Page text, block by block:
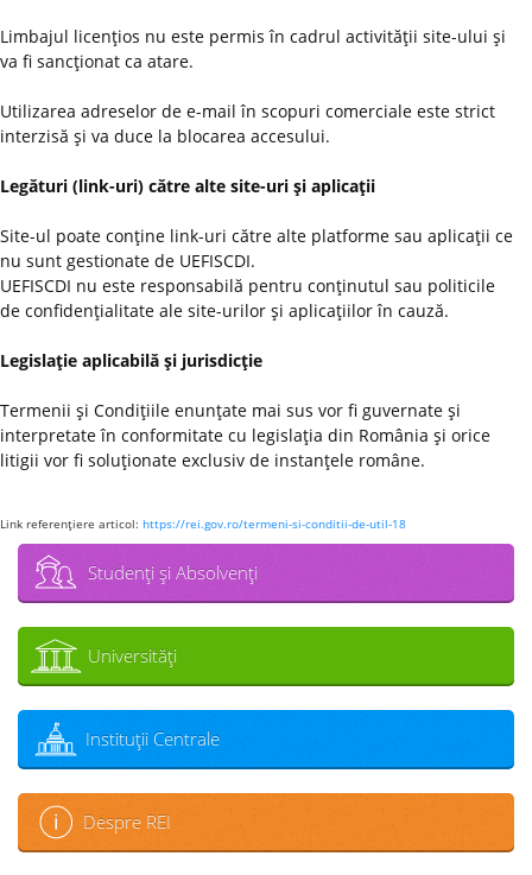
Limbajul licenţios nu este permis în cadrul activităţii site-ului şi
va fi sancţionat ca atare.
Utilizarea adreselor de e-mail în scopuri comerciale este strict
interzisă şi va duce la blocarea accesului.
Legături (link-uri) către alte site-uri şi aplicaţii
Site-ul poate conţine link-uri către alte platforme sau aplicaţii ce
nu sunt gestionate de UEFISCDI.
UEFISCDI nu este responsabilă pentru conţinutul sau politicile
de confidenţialitate ale site-urilor şi aplicaţiilor în cauză.
Legislaţie aplicabilă şi jurisdicţie
Termenii şi Condiţiile enunţate mai sus vor fi guvernate şi
interpretate în conformitate cu legislaţia din România şi orice
litigii vor fi soluţionate exclusiv de instanţele române.
Link referenţiere articol: https://rei.gov.ro/termeni-si-conditii-de-util-18
Studenţi şi Absolvenţi
Universităţi
Instituţii Centrale
Despre REI